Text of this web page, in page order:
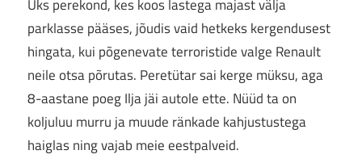
Üks perekond, kes koos lastega majast välja
parklasse pääses, jõudis vaid hetkeks kergendusest
hingata, kui põgenevate terroristide valge Renault
neile otsa põrutas. Peretütar sai kerge müksu, aga
8-aastane poeg Ilja jäi autole ette. Nüüd ta on
koljuluu murru ja muude ränkade kahjustustega
haiglas ning vajab meie eestpalveid.